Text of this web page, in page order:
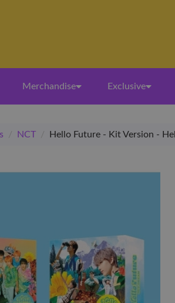
Merchandise Exclusive
/ NCT / Hello Future - Kit Version -